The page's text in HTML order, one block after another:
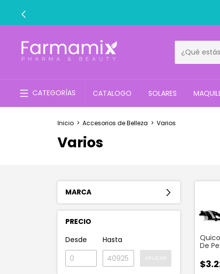
CATEGORÍAS CATALOGO SOLARES
Inicio > Accesorios de Belleza > Varios
Varios
MARCA
PRECIO
Desde
Hasta
De